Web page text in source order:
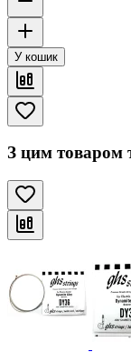
У кошик
З цим товаром